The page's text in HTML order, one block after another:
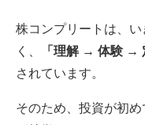
株コンプリートは、
く、
「理解 → 体験 →
されています。
そのため、投資が初